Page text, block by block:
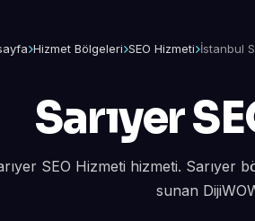
Hizmet Bölgeleri SEO Hizmeti İstanbul
Sarıyer
SEO Hizmeti hizmeti. Sarıyer
sunan